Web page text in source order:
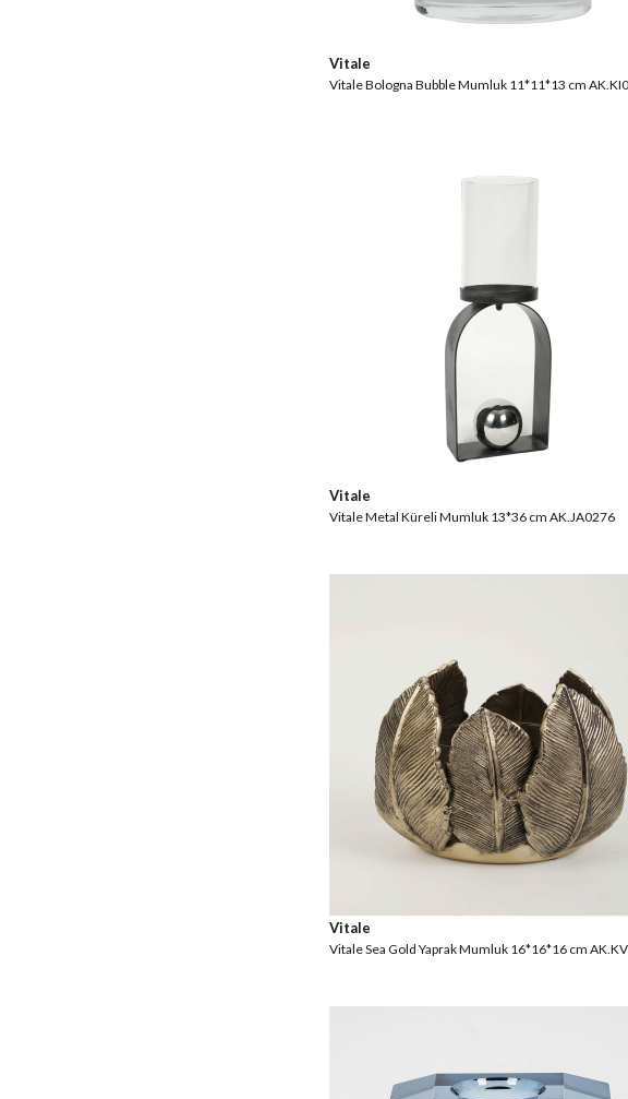
Vitale
Vitale Bologna Bubble Mumluk 11*11*13 cm
Vitale
Vitale Metal Küreli Mumluk 13*36 cm AK.JA0276
Vitale
Vitale Sea Gold Yaprak Mumluk 16*16*16 cm